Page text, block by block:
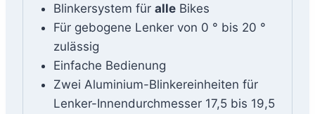
Blinkersystem für alleBikes
Für gebogene Lenker von 0 ° bis 20 °
zulässig
Einfache Bedienung
Zwei Aluminium-Blinkereinheiten für
Lenker-Innendurchmesser 17,5 bis 19,5